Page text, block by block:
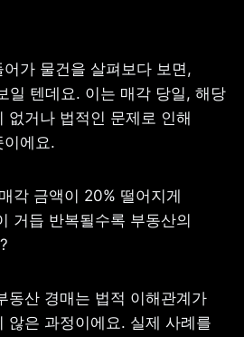
가 물건을 살펴보다 보면,
일 텐데요. 이는 매각 당일, 해당
없거나 법적인 문제로 인해
이에요.
각 금액이 20% 떨어지게
거듭 반복될수록 부동산의
동산 경매는 법적 이해관계가
않은 과정이에요. 실제 사례를